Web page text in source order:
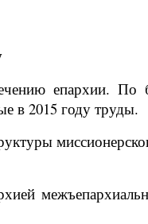
епархии. По
в 2015 году труды.